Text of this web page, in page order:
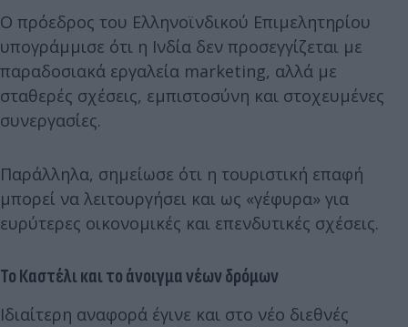
Ο πρόεδρος του Ελληνοϊνδικού Επιμελητηρίου
υπογράμμισε ότι η Ινδία δεν προσεγγίζεται με
παραδοσιακά εργαλεία marketing, αλλά με
σταθερές σχέσεις, εμπιστοσύνη και στοχευμένες
συνεργασίες.
Παράλληλα, σημείωσε ότι η τουριστική επαφή
μπορεί να λειτουργήσει και ως «γέφυρα» για
ευρύτερες οικονομικές και επενδυτικές σχέσεις.
Το Καστέλι και το άνοιγμα νέων δρόμων
Ιδιαίτερη αναφορά έγινε και στο νέο διεθνές